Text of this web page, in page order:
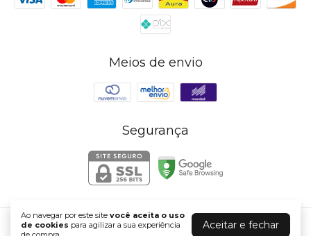
Ao navegar por este site você aceita o uso
de cookies para agilizar a sua experiência
Aceitar e fechar
Meios de envio
Segurança
Loja Online de Roupas | Maria Vai Com a Moda